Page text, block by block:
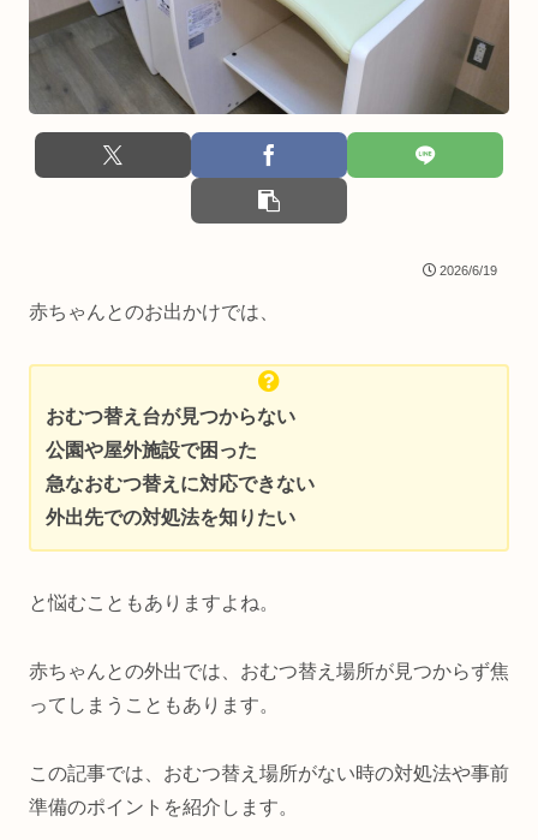
2026/6/19
赤ちゃんとのお出かけでは、
おむつ替え台が見つからない
公園や屋外施設で困った
急なおむつ替えに対応できない
外出先での対処法を知りたい
と悩むこともありますよね。
赤ちゃんとの外出では、おむつ替え場所が見つからず焦
ってしまうこともあります。
この記事では、おむつ替え場所がない時の対処法や事前
準備のポイントを紹介します。